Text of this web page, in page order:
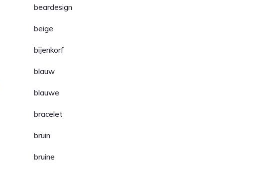
beardesign
beige
bijenkorf
blauw
blauwe
bracelet
bruin
bruine